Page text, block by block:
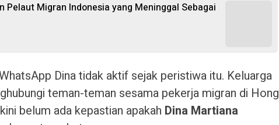
Pelaut Migran Indonesia yang Meninggal Sebagai
Dina tidak aktif sejak peristiwa itu. Keluarga
teman-teman sesama pekerja migran di Hong
belum ada kepastian apakah Dina Martiana